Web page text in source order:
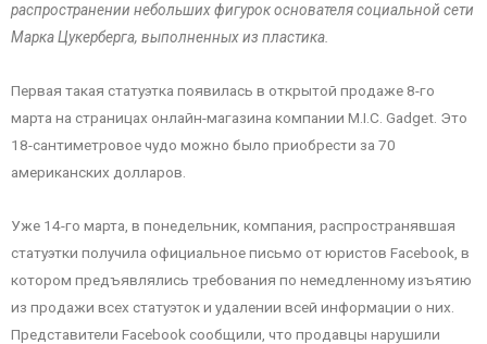
распространении небольших фигурок основателя социальной сети
Марка Цукерберга, выполненных из пластика.
Первая такая статуэтка появилась в открытой продаже 8-го
марта на страницах онлайн-магазина компании M.I.C. Gadget. Это
18-сантиметровое чудо можно было приобрести за 70
американских долларов.
Уже 14-го марта, в понедельник, компания, распространявшая
статуэтки получила официальное письмо от юристов Facebook, в
котором предъявлялись требования по немедленному изъятию
из продажи всех статуэток и удалении всей информации о них.
Представители Facebook сообщили, что продавцы нарушили